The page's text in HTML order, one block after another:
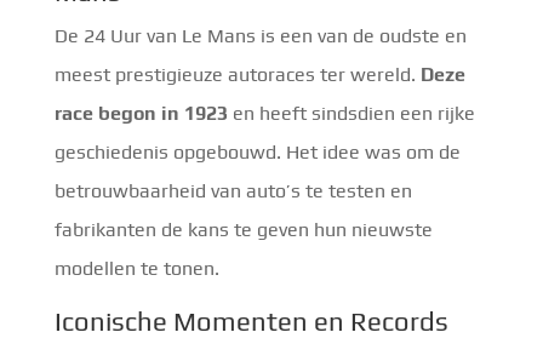
De 24 Uur van Le Mans is een van de oudste en
meest prestigieuze autoraces ter wereld. Deze
race begon in 1923 en heeft sindsdien een rijke
geschiedenis opgebouwd. Het idee was om de
betrouwbaarheid van auto’s te testen en
fabrikanten de kans te geven hun nieuwste
modellen te tonen.
Iconische Momenten en Records